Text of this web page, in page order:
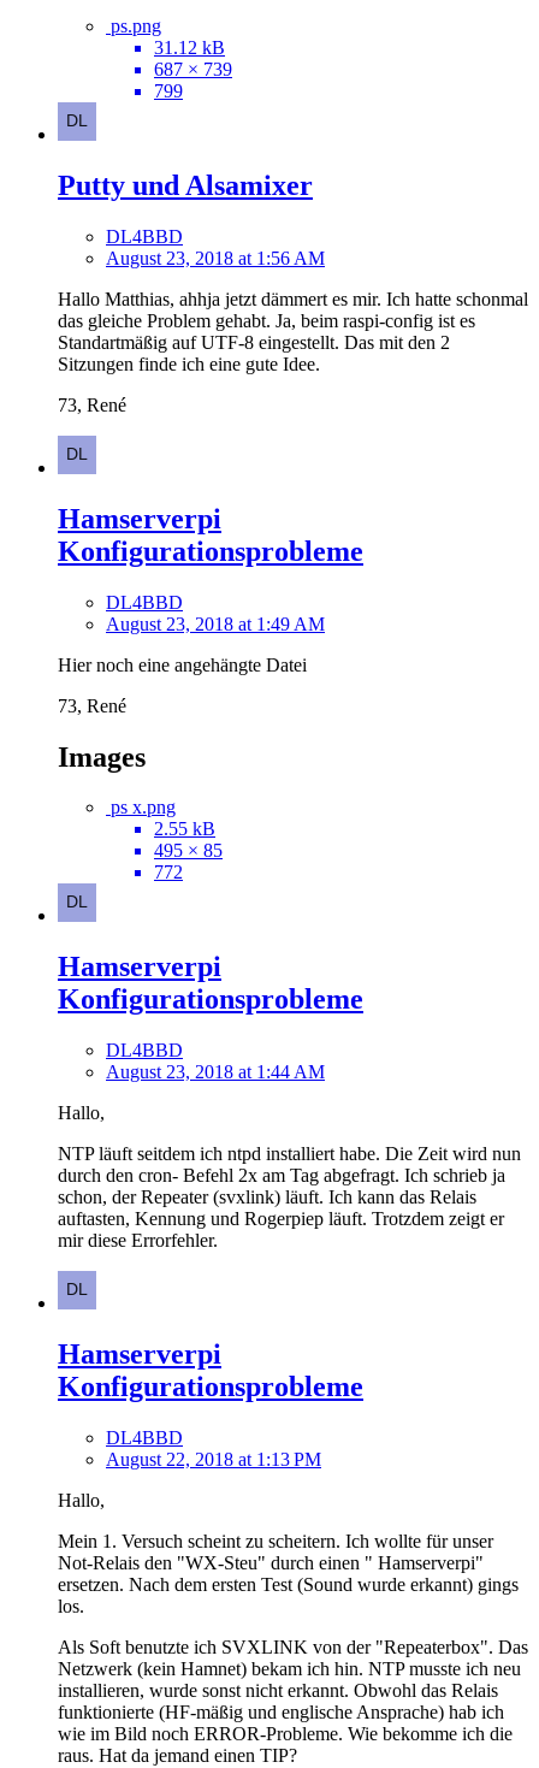
ps.png
31.12 kB
687 × 739
799
Putty und Alsamixer
DL4BBD
August 23, 2018 at 1:56 AM
Hallo Matthias, ahhja jetzt dämmert es mir. Ich hatte schonmal
das gleiche Problem gehabt. Ja, beim raspi-config ist es
Standartmäßig auf UTF-8 eingestellt. Das mit den 2
Sitzungen finde ich eine gute Idee.
73, René
Hamserverpi
Konfigurationsprobleme
DL4BBD
August 23, 2018 at 1:49 AM
Hier noch eine angehängte Datei
73, René
Images
ps x.png
2.55 kB
495 × 85
772
Hamserverpi
Konfigurationsprobleme
DL4BBD
August 23, 2018 at 1:44 AM
Hallo,
NTP läuft seitdem ich ntpd installiert habe. Die Zeit wird nun
durch den cron- Befehl 2x am Tag abgefragt. Ich schrieb ja
schon, der Repeater (svxlink) läuft. Ich kann das Relais
auftasten, Kennung und Rogerpiep läuft. Trotzdem zeigt er
mir diese Errorfehler.
Hamserverpi
Konfigurationsprobleme
DL4BBD
August 22, 2018 at 1:13 PM
Hallo,
Mein 1. Versuch scheint zu scheitern. Ich wollte für unser
Not-Relais den "WX-Steu" durch einen " Hamserverpi"
ersetzen. Nach dem ersten Test (Sound wurde erkannt) gings
los.
Als Soft benutzte ich SVXLINK von der "Repeaterbox". Das
Netzwerk (kein Hamnet) bekam ich hin. NTP musste ich neu
installieren, wurde sonst nicht erkannt. Obwohl das Relais
funktionierte (HF-mäßig und englische Ansprache) hab ich
wie im Bild noch ERROR-Probleme. Wie bekomme ich die
raus. Hat da jemand einen TIP?